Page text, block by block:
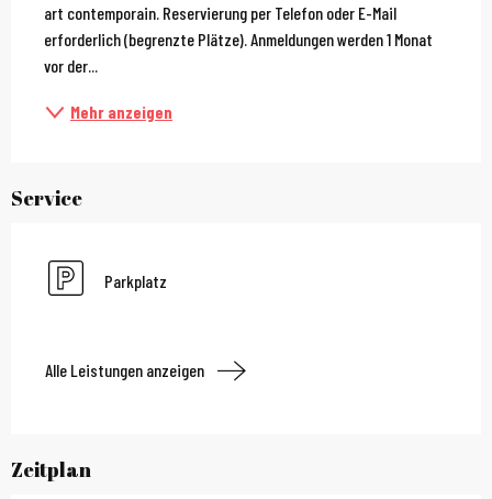
art contemporain. Reservierung per Telefon oder E-Mail
erforderlich (begrenzte Plätze). Anmeldungen werden 1 Monat
vor der...
Mehr anzeigen
Service
Parkplatz
Alle Leistungen anzeigen
Zeitplan